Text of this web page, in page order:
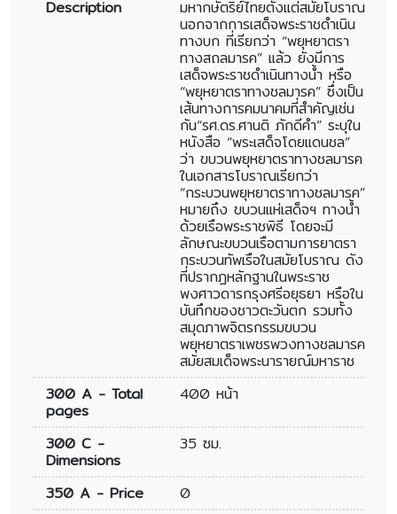
Description มหากษัตริย์ไทยตั้งแต่สมัยโบราณ
นอกจากการเสด็จพระราชดำเนิน
ทางบก ที่เรียกว่า “พยุหยาตรา
ทางสถลมารค” แล้ว ยังมีการ
เสด็จพระราชดำเนินทางน้ำ หรือ
“พยุหยาตราทางชลมารค” ซึ่งเป็น
เส้นทางการคมนาคมที่สำคัญเช่น
กัน“รศ.ดร.ศานติ ภักดีคำ” ระบุใน
หนังสือ “พระเสด็จโดยแดนชล”
ว่า ขบวนพยุหยาตราทางชลมารค
ในเอกสารโบราณเรียกว่า
“กระบวนพยุหยาตราทางชลมารค”
หมายถึง ขบวนแห่เสด็จฯ ทางน้ำ
ด้วยเรือพระราชพิธี โดยจะมี
ลักษณะขบวนเรือตามการยาตรา
กระบวนทัพเรือในสมัยโบราณ ดัง
ที่ปรากฏหลักฐานในพระราช
พงศาวดารกรุงศรีอยุธยา หรือใน
บันทึกของชาวตะวันตก รวมทั้ง
สมุดภาพจิตรกรรมขบวน
พยุหยาตราเพชรพวงทางชลมารค
สมัยสมเด็จพระนารายณ์มหาราช
300 A - Total
pages
400 หน้า
300 C -
Dimensions
35 ซม.
350 A - Price
0